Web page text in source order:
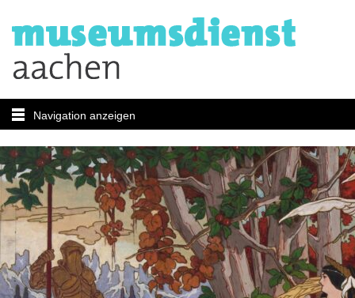
Navigation anzeigen